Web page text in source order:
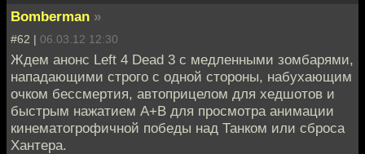
Bomberman »
#62 | 06.03.12 12:30
Ждем анонс Left 4 Dead 3 с медленными зомбарями,
нападающими строго с одной стороны, набухающим
очком бессмертия, автоприцелом для хедшотов и
быстрым нажатием А+В для просмотра анимации
кинематогрофичной победы над Танком или сброса
Хантера.